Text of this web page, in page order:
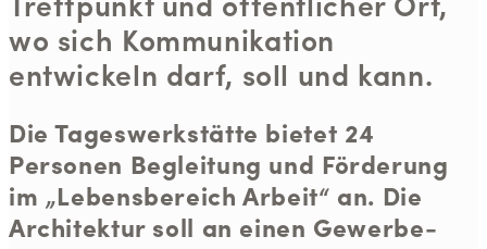
wo sich Kommunikation
entwickeln darf, soll und kann.
Die Tageswerkstätte bietet 24
Personen Begleitung und Förderung
im „Lebensbereich Arbeit“ an. Die
Architektur soll an einen Gewerbe-